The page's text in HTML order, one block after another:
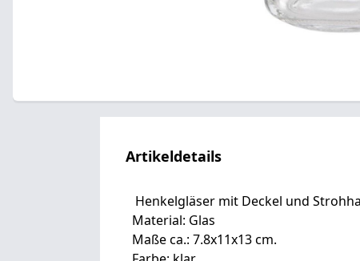
Artikeldetails
Henkelgläser mit Deckel und
Material: Glas
Maße ca.: 7.8x11x13 cm.